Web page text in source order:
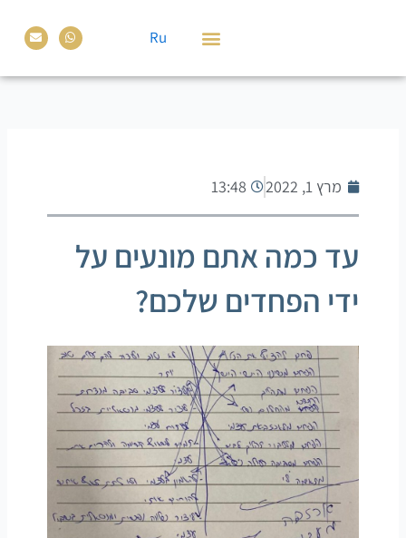
Ru
W
h
a
s
E
n
v
l
מרץ 1, 2022 13:48
עד כמה אתם מונעים על
ידי הפחדים שלכם?